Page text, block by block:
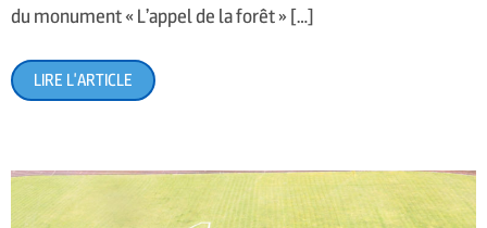
du monument « L’appel de la forêt » […]
LIRE L'ARTICLE